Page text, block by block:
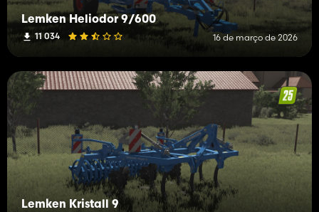
Lemken Heliodor 9/600
11 034 16 de março de 2026
Lemken Kristall 9